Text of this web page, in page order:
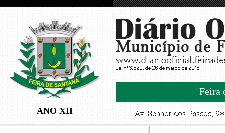
ANO XII
Feira